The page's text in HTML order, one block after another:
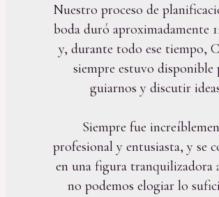
Nuestro proceso de
boda duró aproximadamente
y, durante todo ese tiempo,
siempre estuvo disponible
guiarnos y discutir
Siempre fue
profesional y entusiasta, y se
en una figura tranquilizadora
no podemos elogiar lo